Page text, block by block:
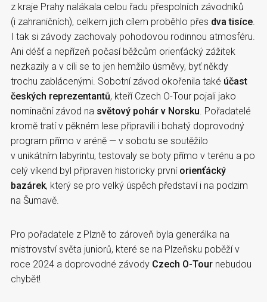
z kraje Prahy nalákala celou řadu přespolních závodníků
(i zahraničních), celkem jich cílem proběhlo přes dva tisíce
I tak si závody zachovaly pohodovou rodinnou atmosféru.
Ani déšť a nepřízeň počasí běžcům orienťácký zážitek
nezkazily a v cíli se to jen hemžilo úsměvy, byť někdy
trochu zablácenými. Sobotní závod okořenila také účast
českých reprezentantů, kteří Czech O-Tour pojali jako
nominační závod na světový pohár v Norsku . Pořadatelé
kromě tratí v pěkném lese připravili i bohatý doprovodný
program přímo v aréně — v sobotu se soutěžilo
v unikátním labyrintu, testovaly se boty přímo v terénu a po
celý víkend byl připraven historicky první orienťácký
bazárek, který se pro velký úspěch představí i na podzim
na Šumavě.
Pro pořadatele z Plzně to zároveň byla generálka na
mistrovství světa juniorů, které se na Plzeňsku poběží v
roce 2024 a doprovodné závody Czech O-Tour nebudou
chybět!